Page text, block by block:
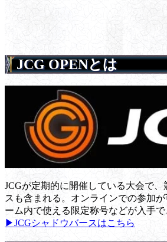
JCG OPENとは
JCGが定期的に開催している大会で
スも含まれる。オンラインでの参加
ーム内で使える限定称号などが入手で
▶JCGシャドウバースはこちら